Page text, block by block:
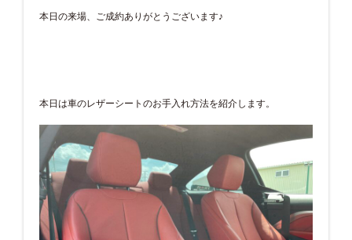
本日の来場、ご成約ありがとうございます♪
本日は車のレザーシートのお手入れ方法を紹介します。